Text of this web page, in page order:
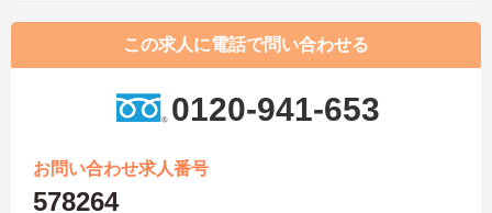
この求人に電話で問い合わせる
0120-941-653
お問い合わせ求人番号
578264